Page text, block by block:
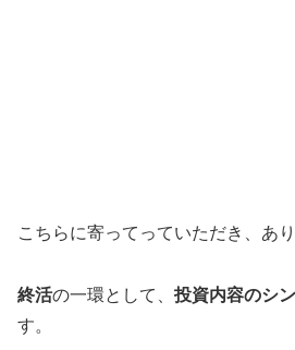
こちらに寄ってっていただき、あ
終活の一環として、 投資内容のシ
す。